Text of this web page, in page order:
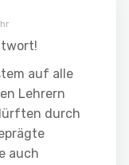
auf alle
Lehrern
durch
auch